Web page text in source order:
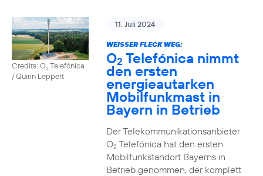
Credits: O2Telefónica
/ Quirin Leppert
11. Juli 2024
WEISSER FLECK WEG:
O2 Telefónica nimmt
den ersten
energieautarken
Mobilfunkmast in
Bayern in Betrieb
Der Telekommunikationsanbieter
O2Telefónica hat den ersten
Mobilfunkstandort Bayerns in
Betrieb genommen, der komplett